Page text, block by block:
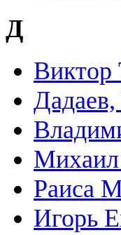
Д
Виктор
Раиса
Игорь